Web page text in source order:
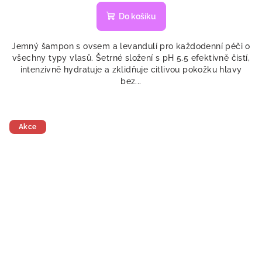
Do košíku
Jemný šampon s ovsem a levandulí pro každodenní péči o
všechny typy vlasů. Šetrné složení s pH 5.5 efektivně čistí,
intenzivně hydratuje a zklidňuje citlivou pokožku hlavy
bez...
Akce